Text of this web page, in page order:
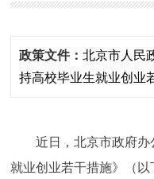
市领导
决策公开
政策文件：北京市人民
持高校毕业生就业创业
近日，北京市政府办
就业创业若干措施》（